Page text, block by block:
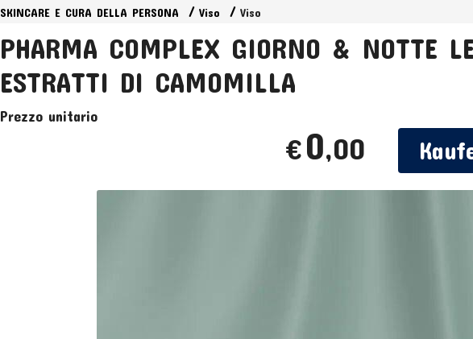
SKINCARE E CURA DELLA PERSONA Viso Viso
PHARMA COMPLEX GIORNO & NOTTE
ESTRATTI DI CAMOMILLA
Prezzo unitario
€0,00